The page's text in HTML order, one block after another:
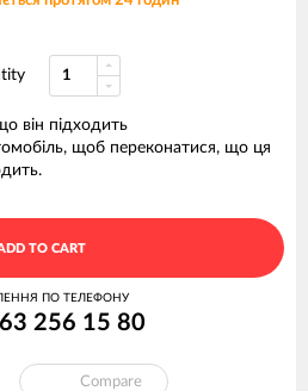
він підходить
щоб переконатися, що ця
TO CART
ПО ТЕЛЕФОНУ
256 15 80
Compare